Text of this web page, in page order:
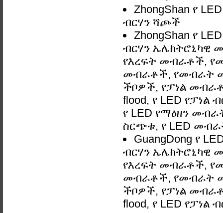
ZhongShan የ
ብርሃን ሻጮች
ZhongShan የ
ብርሃን ኤሌክትሮኒካዊ
የእረፍት መብራቶች,
መብራቶች, የመብራት
ችቦዎች, የፓነል
flood, የ LED የፓነል
የ LED የማዕዘን
ስርጭቱ, የ LED
GuangDong የ
ብርሃን ኤሌክትሮኒካዊ
የእረፍት መብራቶች,
መብራቶች, የመብራት
ችቦዎች, የፓነል
flood, የ LED የፓነል